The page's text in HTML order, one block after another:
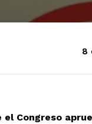
8
Congreso